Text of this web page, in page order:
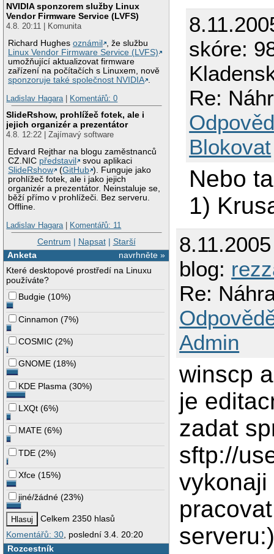
NVIDIA sponzorem služby Linux
Vendor Firmware Service (LVFS)
4.8. 20:11 | Komunita
Richard Hughesoznámil
, že službu
Linux Vendor Firmware Service (LVFS)
umožňující aktualizovat firmware
zařízení na počítačích s Linuxem, nově
sponzoruje také společnost NVIDIA .
Ladislav Hagara| Komentářů: 0
SlideRshow, prohlížeč fotek, ale i
jejich organizér a prezentátor
4.8. 12:22 | Zajímavý software
Edvard Rejthar na blogu zaměstnanců
CZ.NIC představil
svou aplikaci
SlideRshow
(GitHub ). Funguje jako
prohlížeč fotek, ale i jako jejich
organizér a prezentátor. Neinstaluje se,
běží přímo v prohlížeči. Bez serveru.
Offline.
Ladislav Hagara| Komentářů: 11
Centrum | Napsat| Starší
navrhněte »
Anketa
Které desktopové prostředí na Linuxu
používáte?
Budgie (10%)
Cinnamon (7%)
COSMIC (2%)
GNOME (18%)
KDE Plasma (30%)
LXQt (6%)
MATE (6%)
TDE (2%)
Xfce (15%)
jiné/žádné (23%)
Celkem 2350 hlasů
Komentářů: 30 , poslední 3.4. 20:20
Rozcestník
skóre:
Re:
Blokovat
Nebo
1)
blog:
Re:
Admin
winscp
je
zadat
sftp://
vykonaji